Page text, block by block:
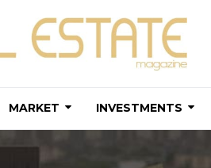
MARKET INVESTMENTS